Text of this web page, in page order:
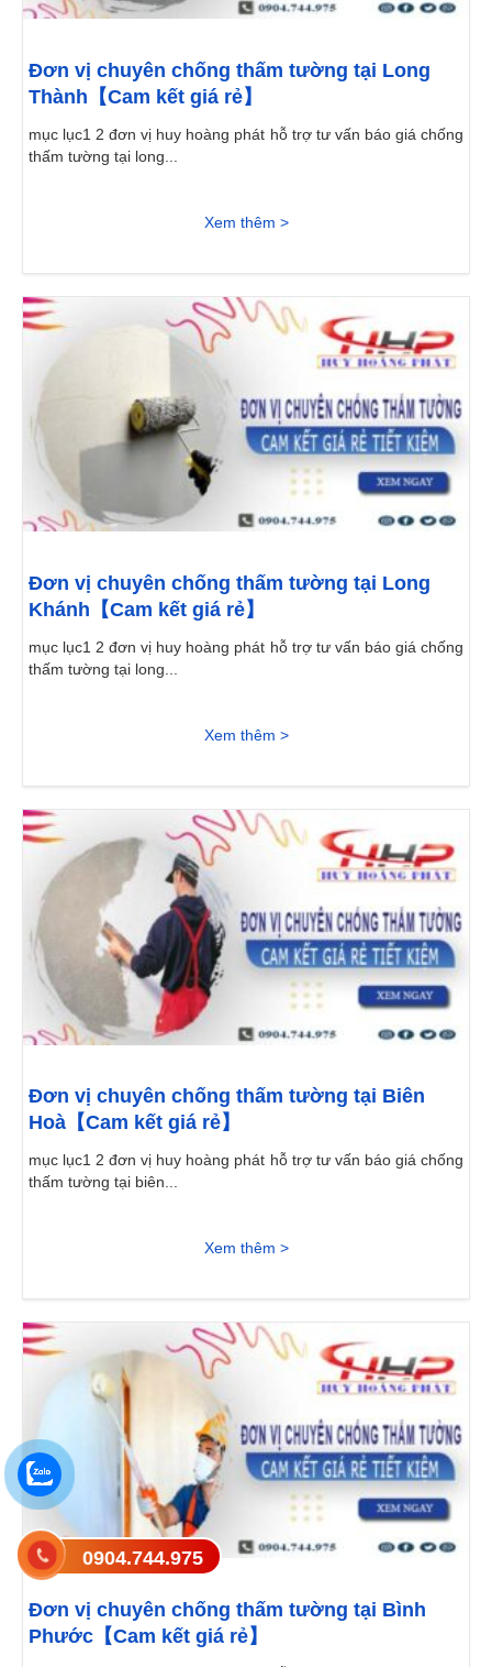
Đơn vị chuyên chống thấm tường tại Long
Thành【Cam kết giá rẻ】
mục lục1 2 đơn vị huy hoàng phát hỗ trợ tư vấn báo giá chống
thấm tường tại long...
Xem thêm >
Đơn vị chuyên chống thấm tường tại Long
Khánh【Cam kết giá rẻ】
mục lục1 2 đơn vị huy hoàng phát hỗ trợ tư vấn báo giá chống
thấm tường tại long...
Xem thêm >
Đơn vị chuyên chống thấm tường tại Biên
Hoà【Cam kết giá rẻ】
mục lục1 2 đơn vị huy hoàng phát hỗ trợ tư vấn báo giá chống
thấm tường tại biên...
Xem thêm >
Đơn vị chuyên chống thấm tường tại Bình
Phước【Cam kết giá rẻ】
0904.744.975